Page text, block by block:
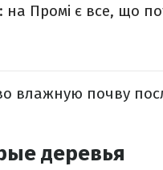
на Промі є все, що
влажную почву
деревья